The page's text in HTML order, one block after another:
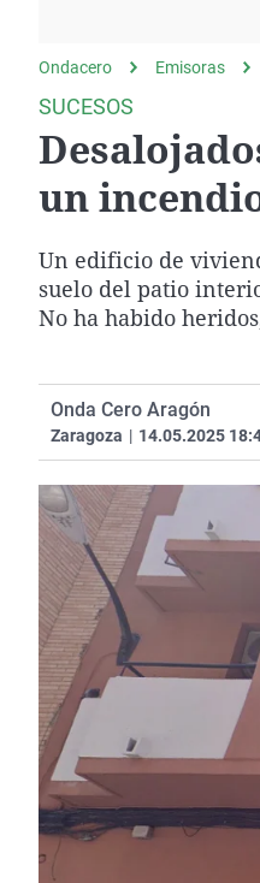
Ondacero Emisoras
SUCESOS
un
Un edificio de
suelo del patio
No ha habido
Onda Cero Aragón
Zaragoza | 14.05.2025